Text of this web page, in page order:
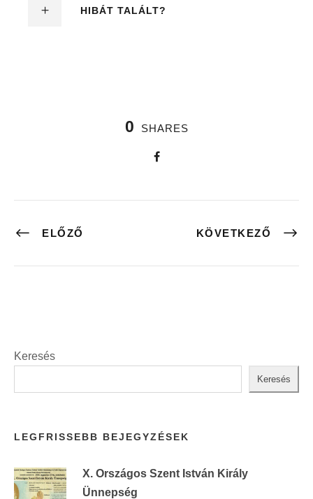
HIBÁT TALÁLT?
0 SHARES
ELŐZŐ KÖVETKEZŐ
Keresés
Keresés
LEGFRISSEBB BEJEGYZÉSEK
X. Országos Szent István Király
Ünnepség